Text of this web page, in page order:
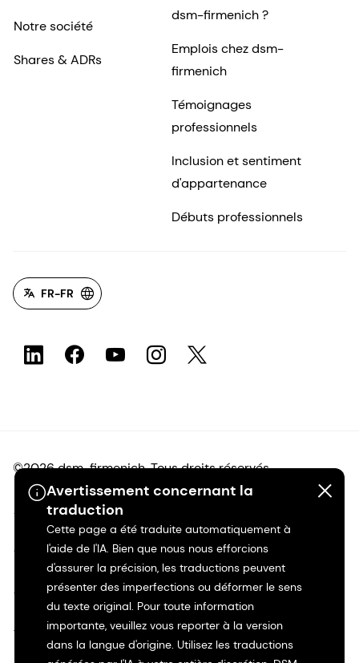
Avertissement concernant la
traduction
Cette page a été traduite automatiquement à
l'aide de l'IA. Bien que nous nous efforcions
d'assurer la précision, les traductions peuvent
présenter des imperfections ou déformer le sens
du texte original. Pour toute information
importante, veuillez vous reporter à la version
dans la langue d'origine. Utilisez les traductions
Notre société
Shares & ADRs
dsm-firmenich ?
Emplois chez dsm-
firmenich
Témoignages
professionnels
Inclusion et sentiment
d'appartenance
Débuts professionnels
FR-FR
©2026 dsm-firmenich. Tous droits réservés.
Avis de confidentialité
Conditions d'utilisation
Conditions d'utilisation
Transparence en Californie